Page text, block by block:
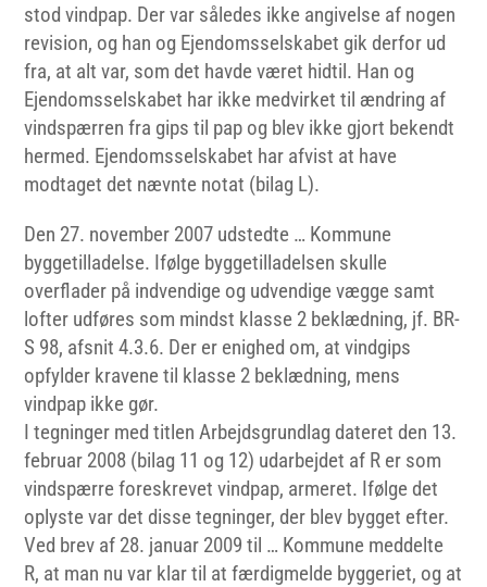
stod vindpap. Der var således ikke angivelse af nogen
revision, og han og Ejendomsselskabet gik derfor ud
fra, at alt var, som det havde været hidtil. Han og
Ejendomsselskabet har ikke medvirket til ændring af
vindspærren fra gips til pap og blev ikke gjort bekendt
hermed. Ejendomsselskabet har afvist at have
modtaget det nævnte notat (bilag L).
Den 27. november 2007 udstedte … Kommune
byggetilladelse. Ifølge byggetilladelsen skulle
overflader på indvendige og udvendige vægge samt
lofter udføres som mindst klasse 2 beklædning, jf. BR-
S 98, afsnit 4.3.6. Der er enighed om, at vindgips
opfylder kravene til klasse 2 beklædning, mens
vindpap ikke gør.
I tegninger med titlen Arbejdsgrundlag dateret den 13.
februar 2008 (bilag 11 og 12) udarbejdet af R er som
vindspærre foreskrevet vindpap, armeret. Ifølge det
oplyste var det disse tegninger, der blev bygget efter.
Ved brev af 28. januar 2009 til … Kommune meddelte
R, at man nu var klar til at færdigmelde byggeriet, og at